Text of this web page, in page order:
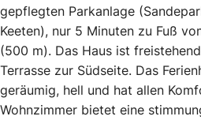
gepflegten Parkanlage
Keeten), nur 5 Minuten zu Fuß
(500 m). Das Haus ist
Terrasse zur Südseite. Das
geräumig, hell und hat allen
Wohnzimmer bietet eine